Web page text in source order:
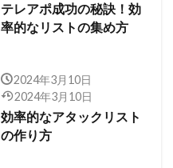
テレアポ成功の秘訣！効
率的なリストの集め方
2024年3月10日
2024年3月10日
効率的なアタックリスト
の作り方